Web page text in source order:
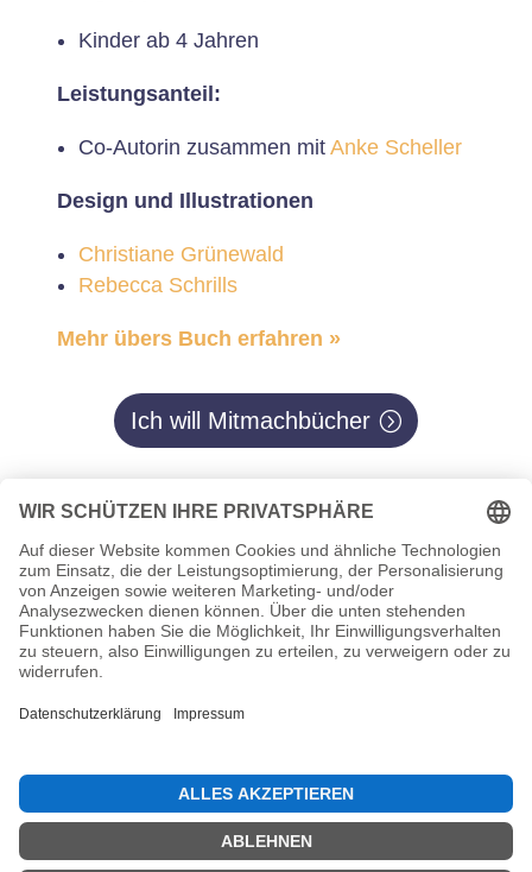
Kinder ab 4 Jahren
Leistungsanteil:
Co-Autorin zusammen mit Anke Scheller
Design und Illustrationen
Christiane Grünewald
Rebecca Schrills
Mehr übers Buch erfahren »
Ich will Mitmachbücher
Impressum Datenschutz